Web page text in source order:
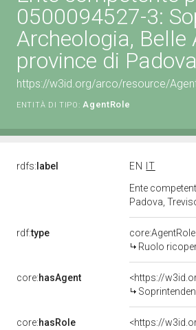
0500094527-3:
Archeologia,
province di
https://w3id.org/arco/resource/
ENTITÀ DI TIPO: AgentRole
rdfs: label EN
IT
Ente
Padova,
rdf:type
core:AgentRole
Ruolo
core:hasAgent
<https://
core:hasRole
<https://